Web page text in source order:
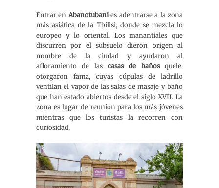
Entrar en Abanotubanies adentrarse a la zona
más asiática de la Tbilisi, donde se mezcla lo
europeo y lo oriental. Los manantiales que
discurren por el subsuelo dieron origen al
nombre de la ciudad y ayudaron al
afloramiento de las casas de bañosquele
otorgaron fama, cuyas cúpulas de ladrillo
ventilan el vapor de las salas de masaje y baño
que han estado abiertos desde el siglo XVII. La
zona es lugar de reunión para los más jóvenes
mientras que los turistas la recorren con
curiosidad.